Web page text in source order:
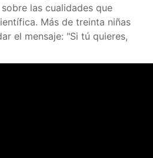
las cualidades que
Más de treinta niñas
el mensaje: "Si tú quieres,